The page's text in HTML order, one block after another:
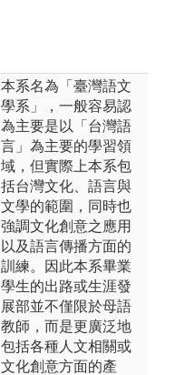
本系名為「臺灣語文
學系」，一般容易認
為主要是以「台灣語
言」為主要的學習領
域，但實際上本系包
括台灣文化、語言與
文學的範圍，同時也
強調文化創意之應用
以及語言傳播方面的
訓練。因此本系畢業
學生的出路或生涯發
展部並不僅限於母語
教師，而是更廣泛地
包括各種人文相關或
文化創意方面的產